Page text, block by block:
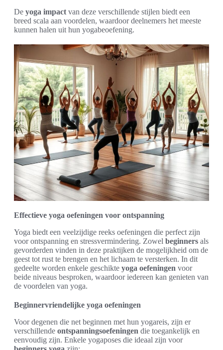
De yoga impact van deze verschillende stijlen biedt een
breed scala aan voordelen, waardoor deelnemers het meeste
kunnen halen uit hun yogabeoefening.
Effectieve yoga oefeningen voor ontspanning
Yoga biedt een veelzijdige reeks oefeningen die perfect zijn
voor ontspanning en stressvermindering. Zowel beginners als
gevorderden vinden in deze praktijken de mogelijkheid om de
geest tot rust te brengen en het lichaam te versterken. In dit
gedeelte worden enkele geschikte yoga oefeningen voor
beide niveaus besproken, waardoor iedereen kan genieten van
de voordelen van yoga.
Beginnervriendelijke yoga oefeningen
Voor degenen die net beginnen met hun yogareis, zijn er
verschillende ontspanningsoefeningen die toegankelijk en
eenvoudig zijn. Enkele yogaposes die ideaal zijn voor